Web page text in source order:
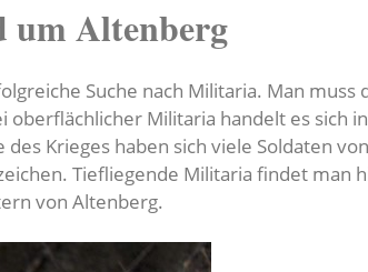
um Altenberg
Suche nach Militaria. Man
Militaria handelt es sich
Krieges haben sich viele Soldaten
Tiefliegende Militaria findet man
von Altenberg.